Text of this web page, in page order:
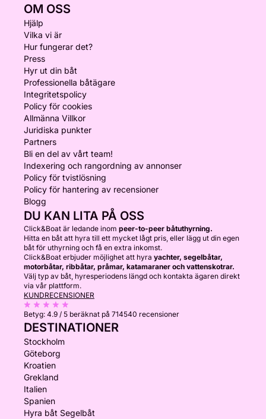
OM OSS
Hjälp
Vilka vi är
Hur fungerar det?
Press
Hyr ut din båt
Professionella båtägare
Integritetspolicy
Policy för cookies
Allmänna Villkor
Juridiska punkter
Partners
Bli en del av vårt team!
Indexering och rangordning av annonser
Policy för tvistlösning
Policy för hantering av recensioner
Blogg
DU KAN LITA PÅ OSS
Click&Boat är ledande inom peer-to-peer båtuthyrning.
Hitta en båt att hyra till ett mycket lågt pris, eller lägg ut din egen
båt för uthyrning och få en extra inkomst.
Click&Boat erbjuder möjlighet att hyra yachter, segelbåtar,
motorbåtar, ribbåtar, pråmar, katamaraner och vattenskotrar.
Välj typ av båt, hyresperiodens längd och kontakta ägaren direkt
via vår plattform.
KUNDRECENSIONER
Betyg: 4.9 / 5 beräknat på 714540 recensioner
DESTINATIONER
Stockholm
Göteborg
Kroatien
Grekland
Italien
Spanien
Hyra båt Segelbåt